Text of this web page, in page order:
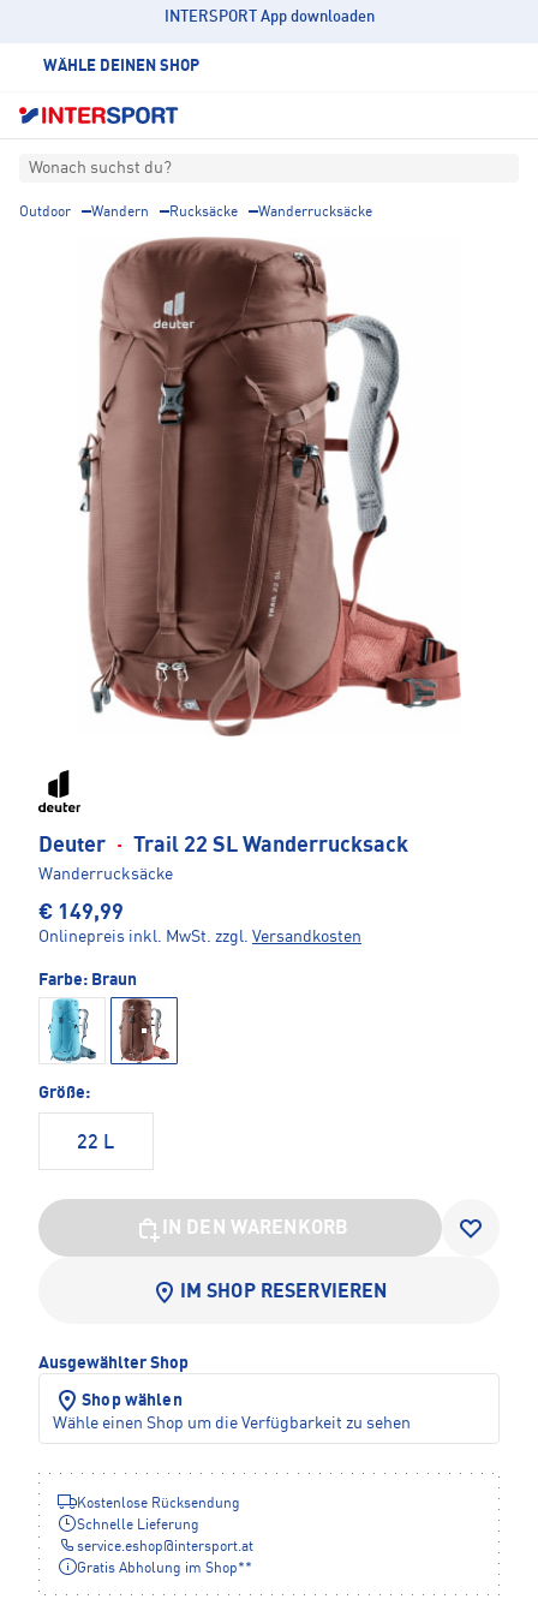
INTERSPORT App downloaden
WÄHLE DEINEN SHOP
Wonach suchst du?
Outdoor Wandern Rucksäcke Wanderrucksäcke
Deuter · Trail 22 SL Wanderrucksack
Wanderrucksäcke
€ 149,99
Onlinepreis inkl. MwSt. zzgl. Versandkosten
Farbe: Braun
Größe:
22 L
IN DEN WARENKORB
IM SHOP RESERVIEREN
Ausgewählter Shop
Shop wählen
Wähle einen Shop um die Verfügbarkeit zu sehen
Kostenlose Rücksendung
Schnelle Lieferung
service.eshop@intersport.at
Gratis Abholung im Shop**